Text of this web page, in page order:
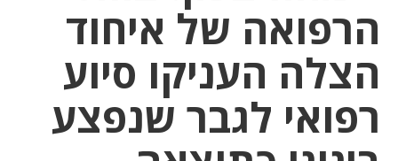
הרפואה של איחוד
הצלה העניקו סיוע
רפואי לגבר שנפצע